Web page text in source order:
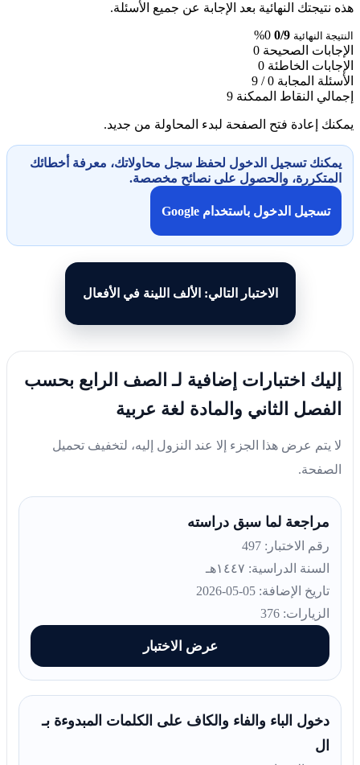
هذه نتيجتك النهائية بعد الإجابة عن جميع الأسئلة.
النتيجة النهائية 0/9
0%
الإجابات الصحيحة 0
الإجابات الخاطئة 0
الأسئلة المجابة 0 / 9
إجمالي النقاط الممكنة 9
يمكنك إعادة فتح الصفحة لبدء المحاولة من جديد.
يمكنك تسجيل الدخول لحفظ سجل محاولاتك، معرفة أخطائك
المتكررة، والحصول على نصائح مخصصة.
تسجيل الدخول باستخدام Google
الاختبار التالي: الألف اللينة في الأفعال
إليك اختبارات إضافية لـ الصف الرابع بحسب
الفصل الثاني والمادة لغة عربية
لا يتم عرض هذا الجزء إلا عند النزول إليه، لتخفيف تحميل
الصفحة.
مراجعة لما سبق دراسته
رقم الاختبار: 497
السنة الدراسية: ١٤٤٧هـ
تاريخ الإضافة: 05-05-2026
الزيارات: 376
عرض الاختبار
دخول الباء والفاء والكاف على الكلمات المبدوءة بـ
ال